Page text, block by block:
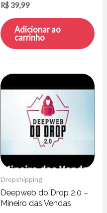
R$ 39,99
Adicionar ao
carrinho
Dropshipping
Deepweb do Drop 2.0 –
Mineiro das Vendas